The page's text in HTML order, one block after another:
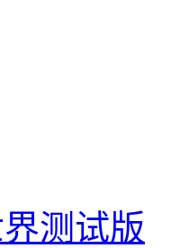
测试版